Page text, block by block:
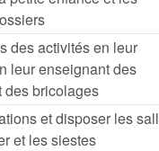
des activités en leur
leur enseignant des
des bricolages
et disposer les
et les siestes